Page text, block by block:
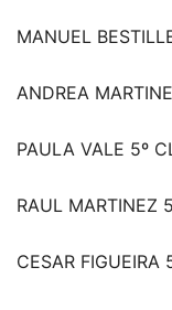
MANUEL
ANDREA
PAULA VALE 5º
RAUL MARTINEZ
CESAR FIGUEIRA